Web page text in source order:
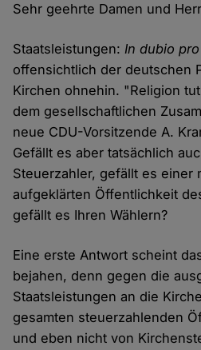
Sehr geehrte Damen und
Staatsleistungen:In dubio
offensichtlich der deutschen
Kirchen ohnehin. "Religion
dem gesellschaftlichen
neue CDU-Vorsitzende A.
Gefällt es aber tatsächlich
Steuerzahler, gefällt es einer
aufgeklärten Öffentlichkeit
gefällt es Ihren Wählern?
Eine erste Antwort scheint
bejahen, denn gegen die
Staatsleistungen an die
gesamten steuerzahlenden
und eben nicht von